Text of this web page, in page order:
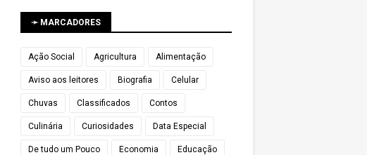
➛ MARCADORES
Ação Social Agricultura Alimentação
Aviso aos leitores Biografia Celular
Chuvas Classificados Contos
Culinária Curiosidades Data Especial
De tudo um Pouco Economia Educação